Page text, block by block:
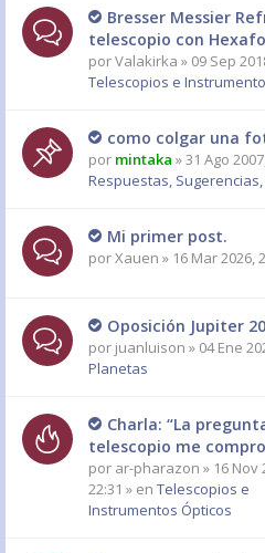
Bresser Messier
telescopio con
porValakirka » 09 Sep
Telescopios e
como colgar una
por mintaka » 31 Ago
Respuestas, Sugerencias,
Mi primer post.
porXauen » 16 Mar 2026,
Oposición Jupiter
por juanluison » 04 Ene
Planetas
Charla: “La
telescopio me
por ar-pharazon » 16 Nov
22:31 » en Telescopios e
Instrumentos Ópticos